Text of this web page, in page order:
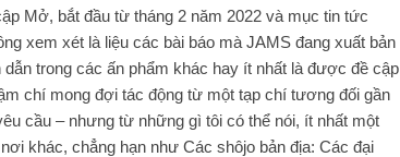
Mở, bắt đầu từ tháng 2 năm 2022 và mục tin tức
xem xét là liệu các bài báo mà JAMS đang xuất bản
trong các ấn phẩm khác hay ít nhất là được đề cập
chí mong đợi tác động từ một tạp chí tương đối gần
cầu – nhưng từ những gì tôi có thể nói, ít nhất một
khác, chẳng hạn như Các shôjo bản địa: Các đại